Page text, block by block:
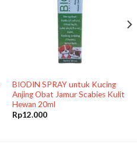
BIODIN SPRAY untuk Kucing
Anjing Obat Jamur Scabies Kulit
Hewan 20ml
Rp12.000